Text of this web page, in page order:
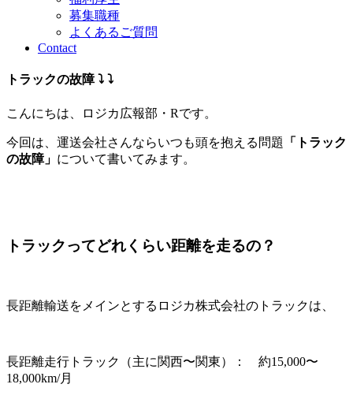
募集職種
よくあるご質問
Contact
トラックの故障 ⤵︎ ⤵︎
こんにちは、ロジカ広報部・Rです。
今回は、運送会社さんならいつも頭を抱える問題
「トラック
の故障」 について書いてみます。
トラックってどれくらい距離を走るの？
長距離輸送をメインとするロジカ株式会社のトラックは、
長距離走行トラック（主に関西〜関東）： 約15,000〜
18,000km/月